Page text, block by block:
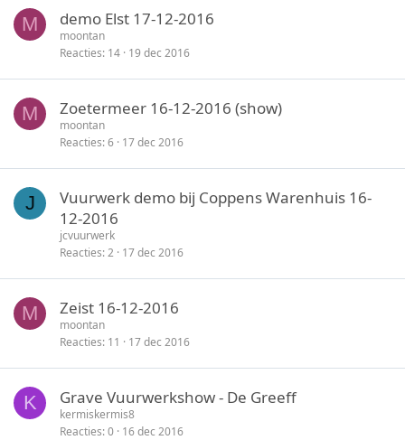
M demo Elst 17-12-2016
moontan
Reacties 14 19 dec 2016
M Zoetermeer 16-12-2016 (show)
moontan
Reacties 6 17 dec 2016
J
Vuurwerk demo bij Coppens Warenhuis 16-
12-2016
jcvuurwerk
Reacties 2 17 dec 2016
M Zeist 16-12-2016
moontan
Reacties 11 17 dec 2016
K Grave Vuurwerkshow - De Greeff
kermiskermis8
Reacties 0 16 dec 2016